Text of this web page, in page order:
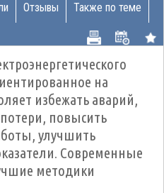
Отзывы Также по теме
на
избежать аварий,
повысить
улучшить
Современные
методики